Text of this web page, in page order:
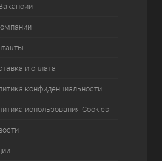
и оплата
конфиденциальности
использования Cookies